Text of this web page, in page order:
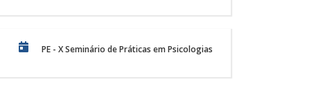
PE - X Seminário de Práticas em Psicologias